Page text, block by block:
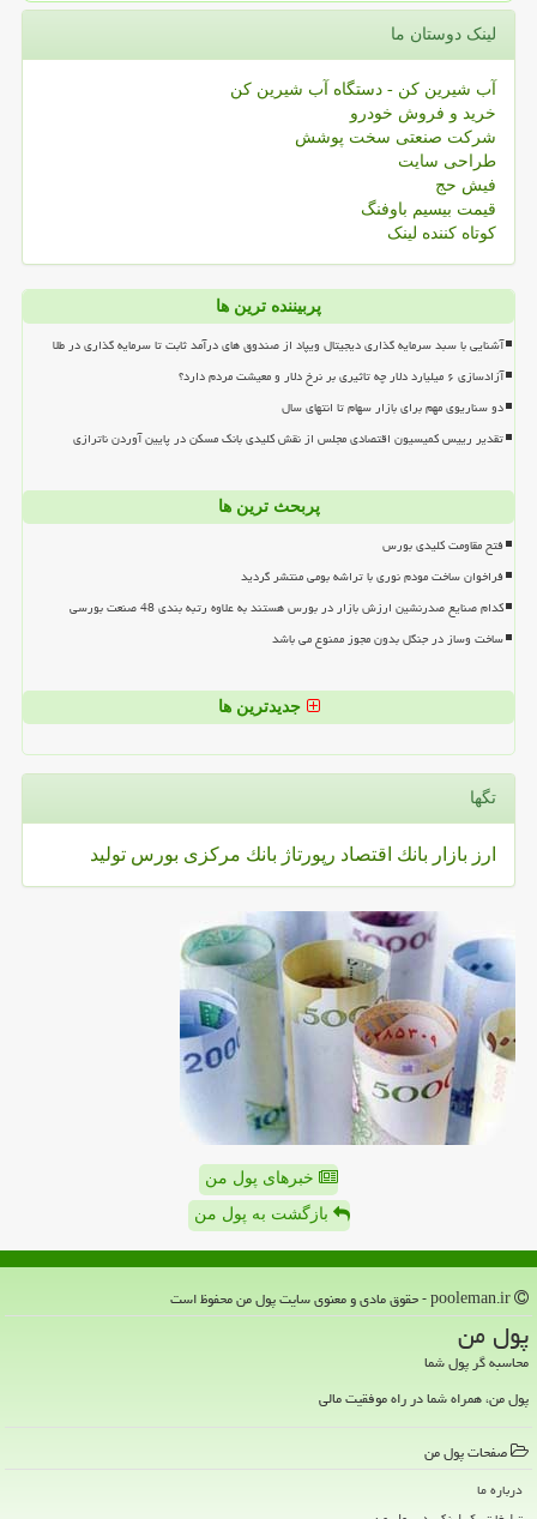
لینک دوستان ما
آب شیرین کن - دستگاه آب شیرین کن
خرید و فروش خودرو
شرکت صنعتی سخت پوشش
طراحی سایت
فیش حج
قیمت بیسیم باوفنگ
کوتاه کننده لینک
پربیننده ترین ها
آشنایی با سبد سرمایه گذاری دیجیتال ویپاد از صندوق های درآمد ثابت تا سرمایه گذاری در طلا
آزادسازی ۶ میلیارد دلار چه تاثیری بر نرخ دلار و معیشت مردم دارد؟
دو سناریوی مهم برای بازار سهام تا انتهای سال
تقدیر رییس کمیسیون اقتصادی مجلس از نقش کلیدی بانک مسکن در پایین آوردن ناترازی
پربحث ترین ها
فتح مقاومت کلیدی بورس
فراخوان ساخت مودم نوری با تراشه بومی منتشر گردید
کدام صنایع صدرنشین ارزش بازار در بورس هستند به علاوه رتبه بندی 48 صنعت بورسی
ساخت وساز در جنگل بدون مجوز ممنوع می باشد
جدیدترین ها
تگها
ارز بازار بانك اقتصاد رپورتاژ بانك مركزی بورس تولید
خبرهای پول من
بازگشت به پول من
پول من
محاسبه گر پول شما
پول من، همراه شما در راه موفقیت مالی
صفحات پول من
درباره ما